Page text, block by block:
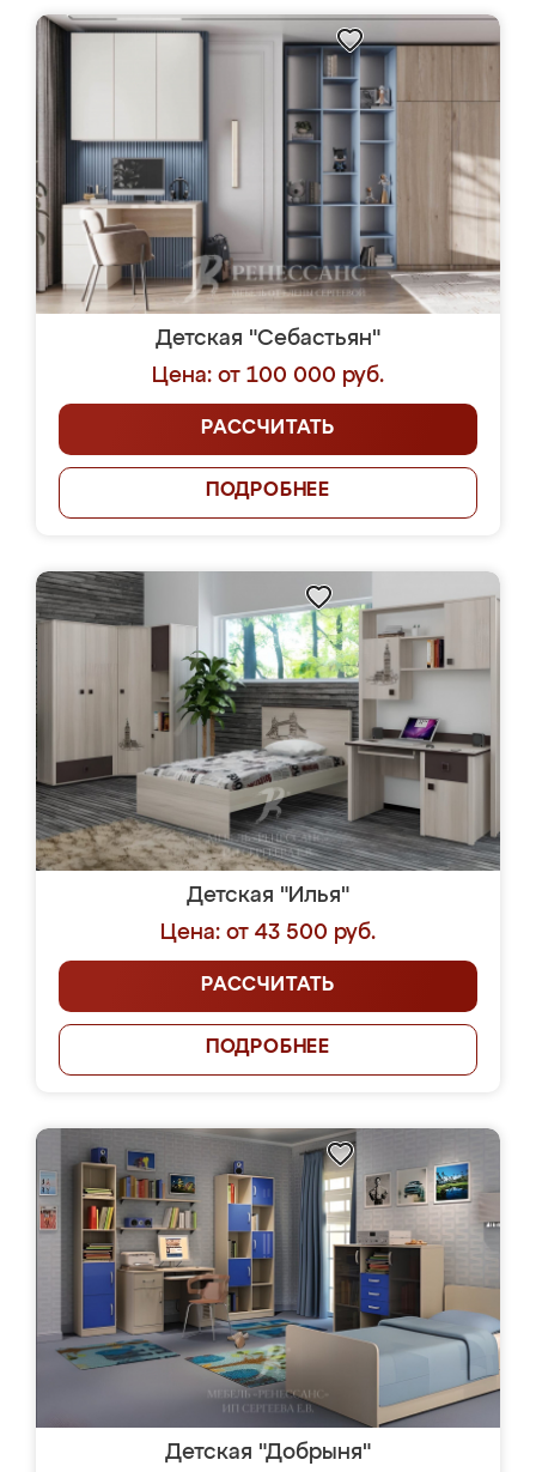
Детская "Себастьян"
Цена: от 100 000 руб.
РАССЧИТАТЬ
ПОДРОБНЕЕ
Детская "Илья"
Цена: от 43 500 руб.
РАССЧИТАТЬ
ПОДРОБНЕЕ
Детская "Добрыня"